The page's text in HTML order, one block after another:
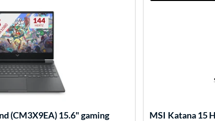
(CM3X9EA) 15.6" gaming
MSI Katana 15